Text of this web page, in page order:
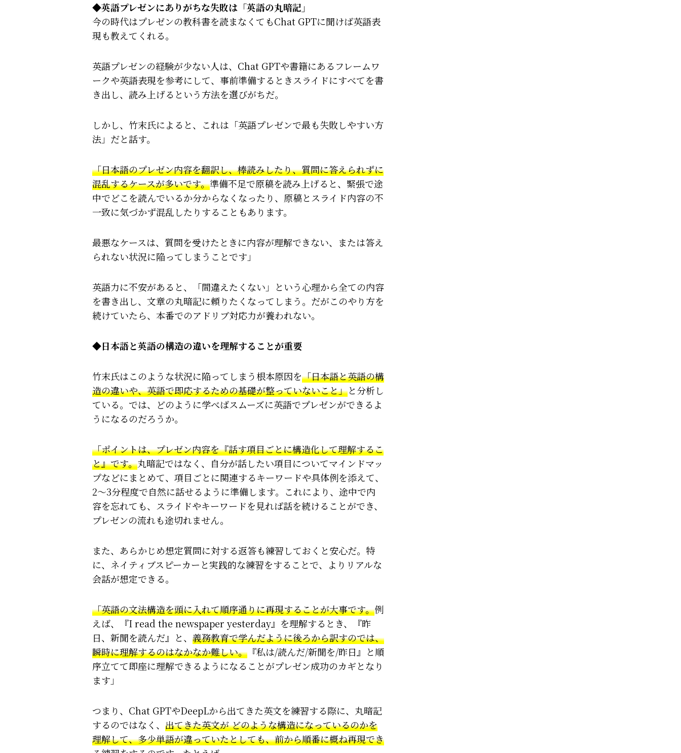
◆英語プレゼンにありがちな失敗は「英語の丸暗記」
今の時代はプレゼンの教科書を読まなくてもChat GPTに聞けば英語表
現も教えてくれる。
英語プレゼンの経験が少ない人は、Chat GPTや書籍にあるフレームワ
ークや英語表現を参考にして、事前準備するときスライドにすべてを書
き出し、読み上げるという方法を選びがちだ。
しかし、竹末氏によると、これは「英語プレゼンで最も失敗しやすい方
法」だと話す。
「日本語のプレゼン内容を翻訳し、棒読みしたり、質問に答えられずに
混乱するケースが多いです。準備不足で原稿を読み上げると、緊張で途
中でどこを読んでいるか分からなくなったり、原稿とスライド内容の不
一致に気づかず混乱したりすることもあります。
最悪なケースは、質問を受けたときに内容が理解できない、または答え
られない状況に陥ってしまうことです」
英語力に不安があると、「間違えたくない」という心理から全ての内容
を書き出し、文章の丸暗記に頼りたくなってしまう。だがこのやり方を
続けていたら、本番でのアドリブ対応力が養われない。
◆日本語と英語の構造の違いを理解することが重要
竹末氏はこのような状況に陥ってしまう根本原因を「日本語と英語の構
造の違いや、英語で即応するための基礎が整っていないこと」と分析し
ている。では、どのように学べばスムーズに英語でプレゼンができるよ
うになるのだろうか。
「ポイントは、プレゼン内容を『話す項目ごとに構造化して理解するこ
と』です。丸暗記ではなく、自分が話したい項目についてマインドマッ
プなどにまとめて、項目ごとに関連するキーワードや具体例を添えて、
2〜3分程度で自然に話せるように準備します。これにより、途中で内
容を忘れても、スライドやキーワードを見れば話を続けることができ、
プレゼンの流れも途切れません。
また、あらかじめ想定質問に対する返答も練習しておくと安心だ。特
に、ネイティブスピーカーと実践的な練習をすることで、よりリアルな
会話が想定できる。
「英語の文法構造を頭に入れて順序通りに再現することが大事です。例
えば、『I read the newspaper yesterday』を理解するとき、『昨
日、新聞を読んだ』と、 義務教育で学んだように後ろから訳すのでは、
瞬時に理解するのはなかなか難しい。 『私は/読んだ/新聞を/昨日』と順
序立てて即座に理解できるようになることがプレゼン成功のカギとなり
ます」
つまり、Chat GPTやDeepLから出てきた英文を練習する際に、丸暗記
するのではなく、 出てきた英文が どのような構造になっているのかを
理解して、多少単語が違っていたとしても、前から順番に概ね再現でき